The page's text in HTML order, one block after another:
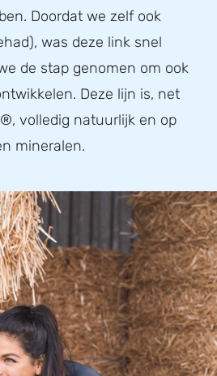
Doordat we zelf ook
was deze link snel
de stap genomen om ook
Deze lijn is, net
volledig natuurlijk en op
mineralen.